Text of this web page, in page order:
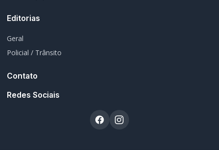
Editorias
Geral
Policial / Trânsito
Contato
Redes Sociais